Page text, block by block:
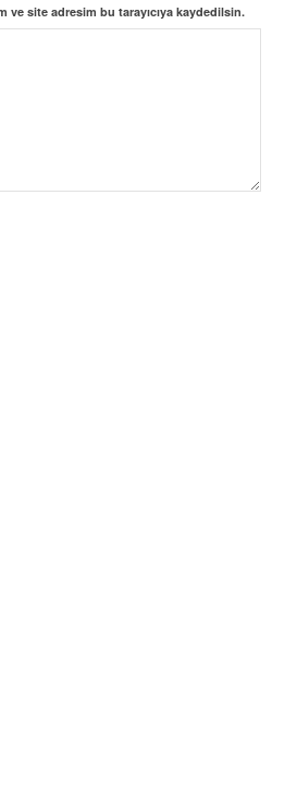
ve site adresim bu tarayıcıya kaydedilsin.